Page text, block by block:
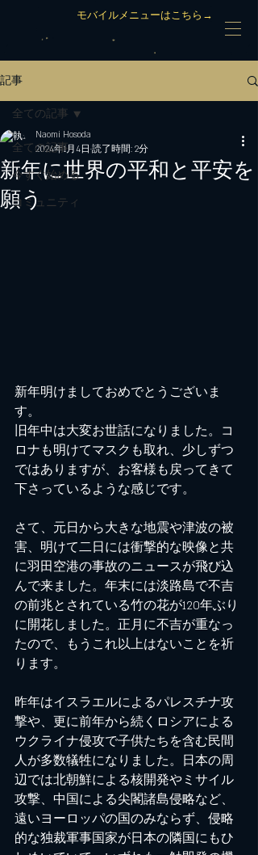
モバイルメニューはこちら→
記事
全ての記事
今すぐ始める
コミュニティ
全ての記事
新年に世界の平和と平安を
願う
Naomi Hosoda
2024年1月4日 読了時間: 2分
新年明けましておめでとうございま
す。
旧年中は大変お世話になりました。コ
ロナも明けてマスクも取れ、少しずつ
ではありますが、お客様も戻ってきて
下さっているような感じです。
さて、元日から大きな地震や津波の被
害、明けて二日には衝撃的な映像と共
に羽田空港の事故のニュースが飛び込
んで来ました。年末には淡路島で不吉
の前兆とされている竹の花が120年ぶり
に開花しました。正月に不吉が重なっ
たので、もうこれ以上はないことを祈
ります。
昨年はイスラエルによるパレスチナ攻
撃や、更に前年から続くロシアによる
ウクライナ侵攻で子供たちを含む民間
人が多数犠牲になりました。日本の周
辺では北朝鮮による核開発やミサイル
攻撃、中国による尖閣諸島侵略など、
遠いヨーロッパの国のみならず、侵略
的な独裁軍事国家が日本の隣国にもひ